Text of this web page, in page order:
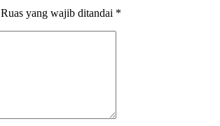
Ruas yang wajib ditandai *